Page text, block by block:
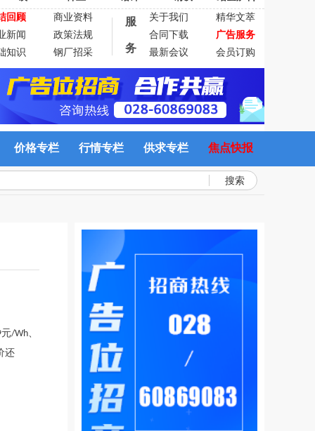
回顾
商业资料
新闻
政策法规
知识
钢厂招采
服
务
关于我们
精华文萃
合同下载
广告服务
最新会议
会员订购
价格专栏 行情专栏 供求专栏 焦点快报
搜索
/Wh、
还